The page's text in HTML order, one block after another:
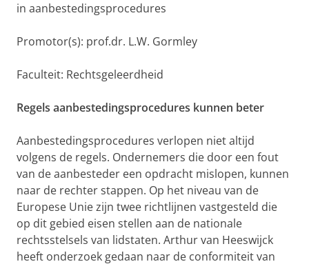
in aanbestedingsprocedures
Promotor(s): prof.dr. L.W. Gormley
Faculteit: Rechtsgeleerdheid
Regels aanbestedingsprocedures kunnen beter
Aanbestedingsprocedures verlopen niet altijd
volgens de regels. Ondernemers die door een fout
van de aanbesteder een opdracht mislopen, kunnen
naar de rechter stappen. Op het niveau van de
Europese Unie zijn twee richtlijnen vastgesteld die
op dit gebied eisen stellen aan de nationale
rechtsstelsels van lidstaten. Arthur van Heeswijck
heeft onderzoek gedaan naar de conformiteit van